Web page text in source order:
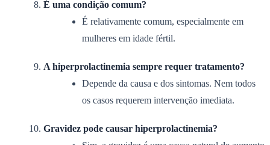
É uma condição comum?
É relativamente comum, especialmente em
mulheres em idade fértil.
A hiperprolactinemia sempre requer tratamento?
Depende da causa e dos sintomas. Nem todos
os casos requerem intervenção imediata.
Gravidez pode causar hiperprolactinemia?